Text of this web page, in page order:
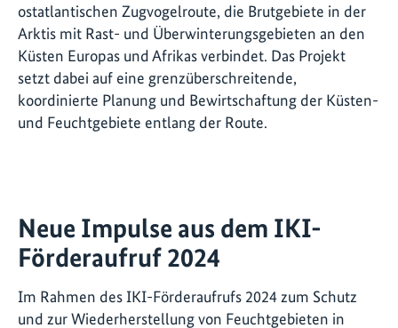
ostatlantischen Zugvogelroute, die Brutgebiete in der
Arktis mit Rast- und Überwinterungsgebieten an den
Küsten Europas und Afrikas verbindet. Das Projekt
setzt dabei auf eine grenzüberschreitende,
koordinierte Planung und Bewirtschaftung der Küsten-
und Feuchtgebiete entlang der Route.
Neue Impulse aus dem IKI-
Förderaufruf 2024
Im Rahmen des IKI-Förderaufrufs 2024 zum Schutz
und zur Wiederherstellung von Feuchtgebieten in